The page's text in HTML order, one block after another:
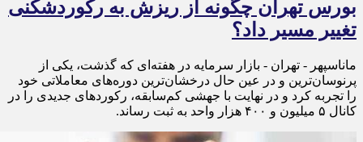
بورس تهران چگونه از ریزش به رکوردشکنی
تغییر مسیر داد؟
ماناسپهر - تهران - بازار سرمایه در هفته‌ای که گذشت، یکی از
پرنوسان‌ترین و در عین حال درخشان‌ترین دوره‌های معاملاتی خود
را تجربه کرد و در نهایت با جهشی کم‌سابقه، رکوردهای جدیدی را در
کانال ۵ میلیون و ۴۰۰ هزار واحد به ثبت رساند.